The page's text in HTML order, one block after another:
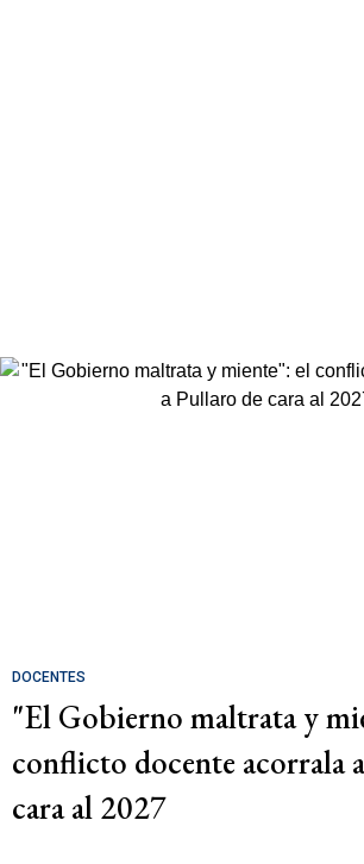
DOCENTES
"El Gobierno maltrata y
conflicto docente acorrala
cara al 2027